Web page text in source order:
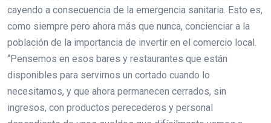
cayendo a consecuencia de la emergencia sanitaria. Esto es,
como siempre pero ahora más que nunca, concienciar a la
población de la importancia de invertir en el comercio local.
“Pensemos en esos bares y restaurantes que están
disponibles para servirnos un cortado cuando lo
necesitamos, y que ahora permanecen cerrados, sin
ingresos, con productos perecederos y personal